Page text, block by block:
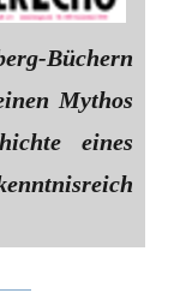
Büchern
Mythos
eines